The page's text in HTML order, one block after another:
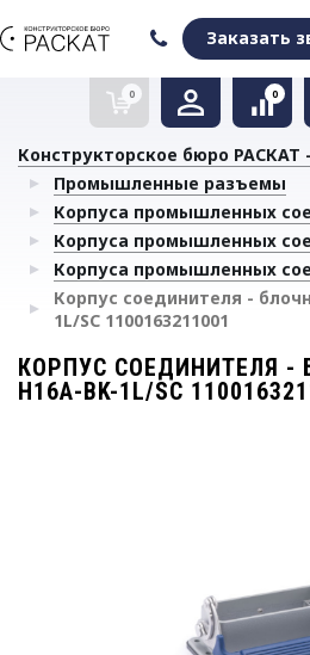
Заказать
0
Очистить
0
Очистить
Конструкторское бюро РАСКАТ
Промышленные разъемы
Корпуса промышленных
Корпуса промышленных
Корпуса промышленных
Корпус соединителя -
1L/SC 1100163211001
КОРПУС СОЕДИНИТЕЛЯ -
H16A-BK-1L/SC